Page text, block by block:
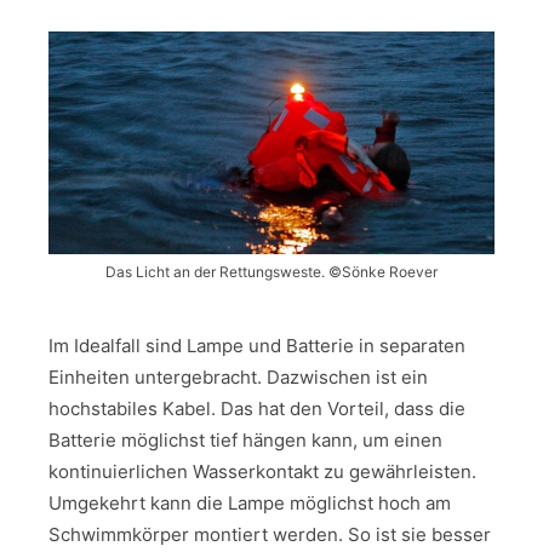
Das Licht an der Rettungsweste. ©Sönke Roever
Im Idealfall sind Lampe und Batterie in separaten
Einheiten untergebracht. Dazwischen ist ein
hochstabiles Kabel. Das hat den Vorteil, dass die
Batterie möglichst tief hängen kann, um einen
kontinuierlichen Wasserkontakt zu gewährleisten.
Umgekehrt kann die Lampe möglichst hoch am
Schwimmkörper montiert werden. So ist sie besser